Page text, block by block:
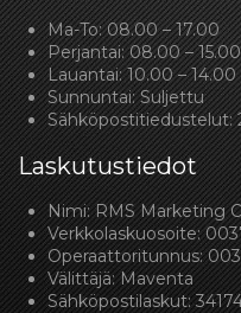
Ma-To: 08.00 – 17.00
Perjantai: 08.00 – 15.00
Lauantai: 10.00 – 14.00
Sunnuntai: Suljettu
Sähköpostitiedustelut:
Laskutustiedot
Nimi: RMS Marketing
Verkkolaskuosoite:
Operaattoritunnus:
Välittäjä: Maventa
Sähköpostilaskut: